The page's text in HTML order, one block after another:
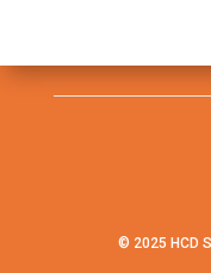
© 2025 HCD